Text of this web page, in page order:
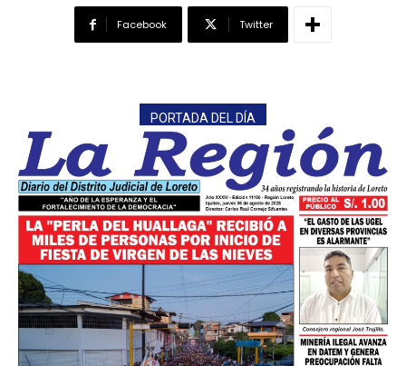
Facebook Twitter
PORTADA DEL DÍA